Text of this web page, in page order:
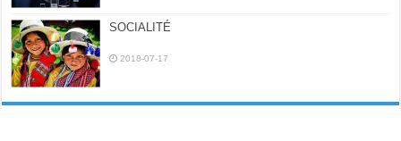
SOCIALITÉ
2018-07-17